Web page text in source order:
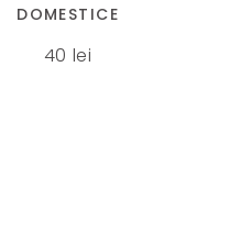
Opțiunile
DOMESTICE
40 lei